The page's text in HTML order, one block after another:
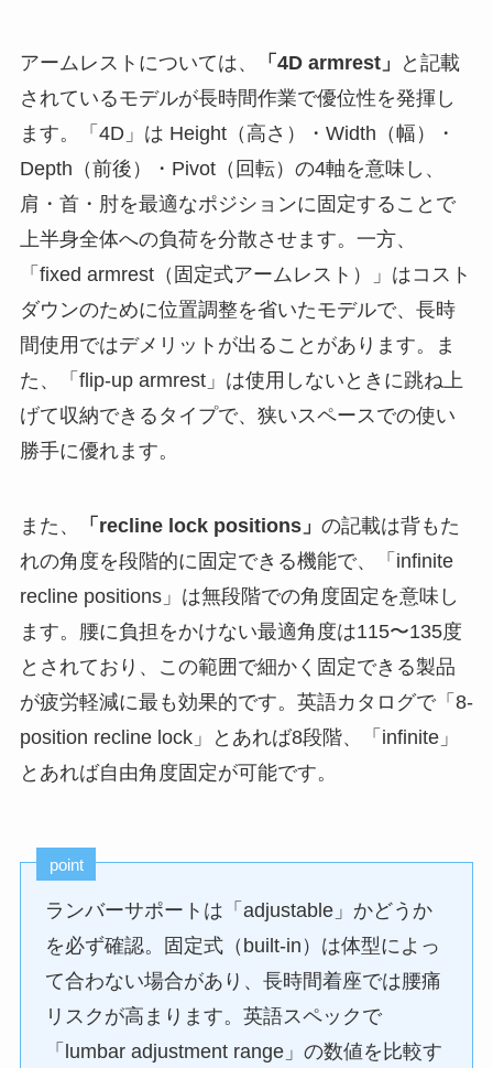
アームレストについては、 「4D armrest」
と記載
されているモデルが長時間作業で優位性を発揮し
ます。「4D」は Height（高さ）・Width（幅）・
Depth（前後）・Pivot（回転）の4軸を意味し、
肩・首・肘を最適なポジションに固定することで
上半身全体への負荷を分散させます。一方、
「fixed armrest（固定式アームレスト）」はコスト
ダウンのために位置調整を省いたモデルで、長時
間使用ではデメリットが出ることがあります。ま
た、「flip-up armrest」は使用しないときに跳ね上
げて収納できるタイプで、狭いスペースでの使い
勝手に優れます。
また、 「recline lock positions」 の記載は背もた
れの角度を段階的に固定できる機能で、「infinite
recline positions」は無段階での角度固定を意味し
ます。腰に負担をかけない最適角度は115〜135度
とされており、この範囲で細かく固定できる製品
が疲労軽減に最も効果的です。英語カタログで「8-
position recline lock」とあれば8段階、「infinite」
とあれば自由角度固定が可能です。
point
ランバーサポートは「adjustable」かどうか
を必ず確認。固定式（built-in）は体型によっ
て合わない場合があり、長時間着座では腰痛
リスクが高まります。英語スペックで
「lumbar adjustment range」の数値を比較す